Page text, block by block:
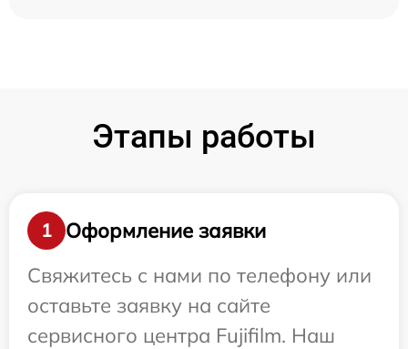
Этапы работы
1
Оформление заявки
Свяжитесь с нами по телефону или
оставьте заявку на сайте
сервисного центра Fujifilm. Наш